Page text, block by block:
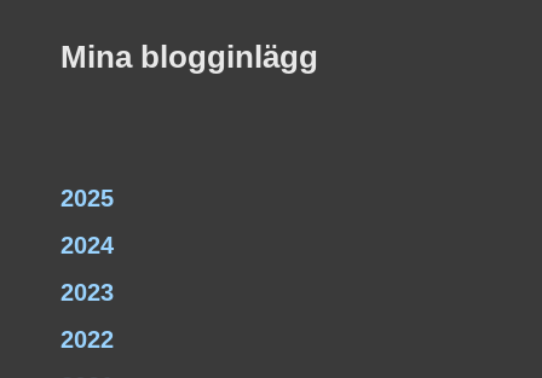
Mina blogginlägg
2025
2024
2023
2022